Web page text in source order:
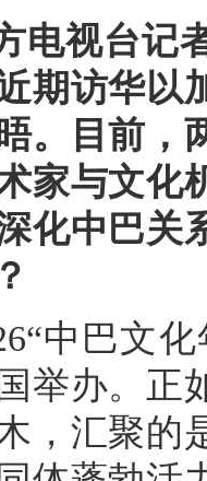
电视台记
期访华以
。目前，
家与文化
化中巴关
中巴文
举办。正
，汇聚的